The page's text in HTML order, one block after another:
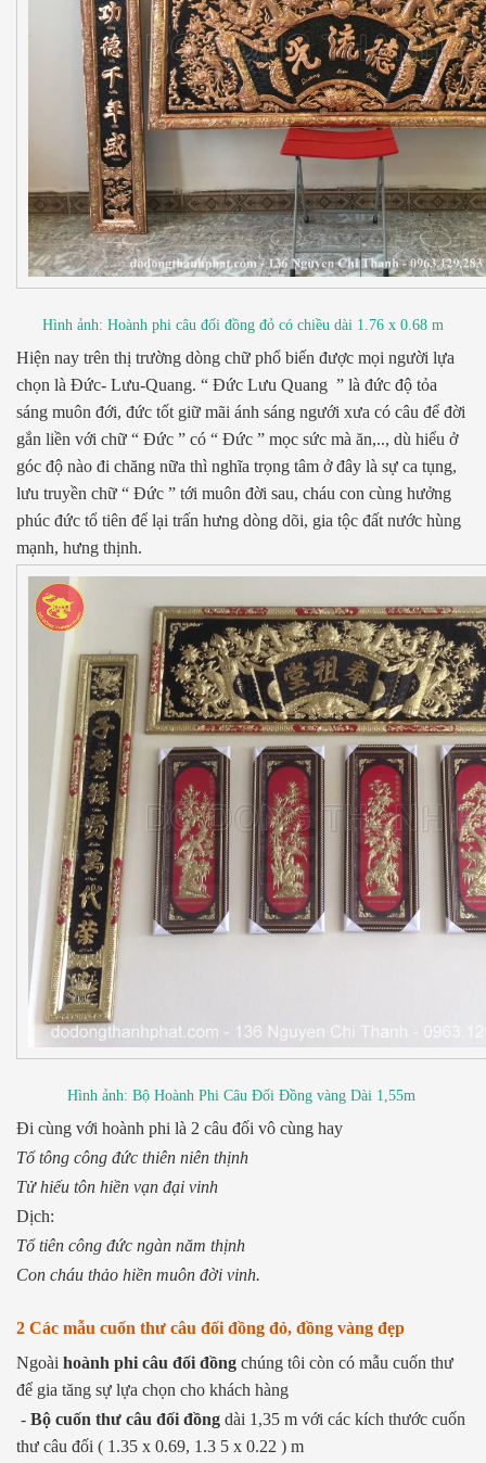
Hình ảnh: Hoành phi câu đối đồng đỏ có chiều dài 1.76 x 0.68 m
Hiện nay trên thị trường dòng chữ phổ biến được mọi người lựa
chọn là Đức- Lưu-Quang. “ Đức Lưu Quang ” là đức độ tỏa
sáng muôn đới, đức tốt giữ mãi ánh sáng ngưới xưa có câu để đời
gắn liền với chữ “ Đức ” có “ Đức ” mọc sức mà ăn,.., dù hiểu ở
góc độ nào đi chăng nữa thì nghĩa trọng tâm ở đây là sự ca tụng,
lưu truyền chữ “ Đức ” tới muôn đời sau, cháu con cùng hưởng
phúc đức tổ tiên để lại trấn hưng dòng dõi, gia tộc đất nước hùng
mạnh, hưng thịnh.
Hình ảnh: Bộ Hoành Phi Câu Đối Đồng vàng Dài 1,55m
Đi cùng với hoành phi là 2 câu đối vô cùng hay
Tổ tông công đức thiên niên thịnh
Tử hiếu tôn hiền vạn đại vinh
Dịch:
Tổ tiên công đức ngàn năm thịnh
Con cháu thảo hiền muôn đời vinh.
2 Các mẫu cuốn thư câu đối đồng đỏ, đồng vàng đẹp
Ngoài hoành phi câu đối đồng chúng tôi còn có mẫu cuốn thư
để gia tăng sự lựa chọn cho khách hàng
- Bộ cuốn thư câu đối đồng dài 1,35 m với các kích thước cuốn
thư câu đối ( 1.35 x 0.69, 1.3 5 x 0.22 ) m